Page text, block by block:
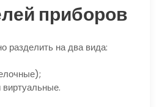
приборов
разделить на два вида: